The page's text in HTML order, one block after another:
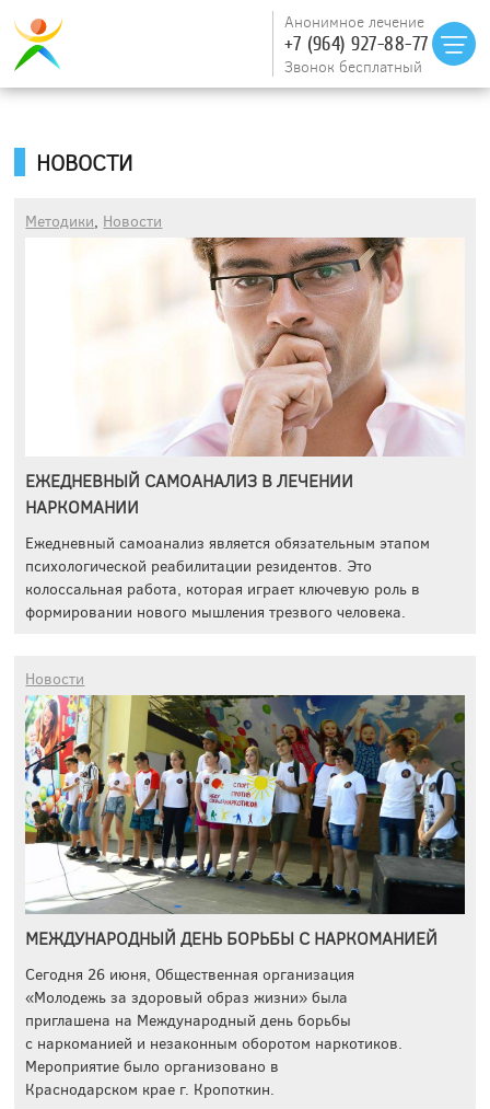
Анонимное лечение
+7 (964) 927-88-77
Звонок бесплатный
НОВОСТИ
Методики, Новости
ЕЖЕДНЕВНЫЙ САМОАНАЛИЗ В ЛЕЧЕНИИ
НАРКОМАНИИ
Ежедневный самоанализ является обязательным этапом
психологической реабилитации резидентов. Это
колоссальная работа, которая играет ключевую роль в
формировании нового мышления трезвого человека.
Новости
МЕЖДУНАРОДНЫЙ ДЕНЬ БОРЬБЫ С НАРКОМАНИЕЙ
Сегодня 26 июня, Общественная организация
«Молодежь за здоровый образ жизни» была
приглашена на Международный день борьбы
с наркоманией и незаконным оборотом наркотиков.
Мероприятие было организовано в
Краснодарском крае г. Кропоткин.